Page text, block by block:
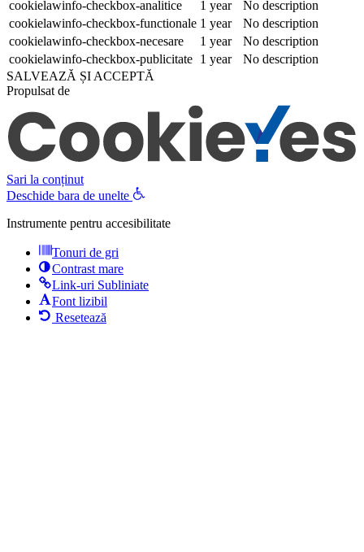
cookielawinfo-checkbox-analitice 1 year
No description
cookielawinfo-checkbox-functionale 1 year
No description
cookielawinfo-checkbox-necesare
1 year
No description
cookielawinfo-checkbox-publicitate 1 year
No description
SALVEAZĂ ȘI ACCEPTĂ
Propulsat de
Sari la conținut
Deschide bara de unelte
Instrumente pentru accesibilitate
Tonuri de gri
Contrast mare
Link-uri Subliniate
Font lizibil
Resetează